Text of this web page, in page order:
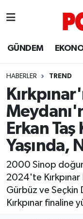
GÜNDEM
HABERLER TREND
Erkan
Yaşında,
2000 Sinop
2024'te Kırkpınar
Gürbüz ve Seçkin
Kırkpınar finaline
Ayvalık
Balya
Bandırma
Bigadiç
Burhaniye
Balıkesir
Balıkesir
Balıkesir
Süper Lig
Tüm
Son Dakika